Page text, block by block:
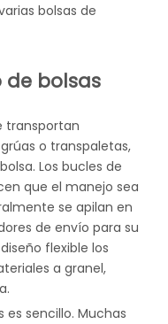
bolsas de
de bolsas
transportan
o transpaletas,
Los bucles de
que el manejo sea
se apilan en
de envío para su
flexible los
a granel,
es sencillo. Muchas